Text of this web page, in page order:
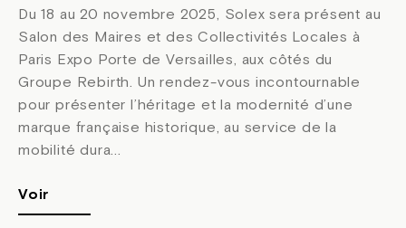
Du 18 au 20 novembre 2025, Solex sera présent au
Salon des Maires et des Collectivités Locales à
Paris Expo Porte de Versailles, aux côtés du
Groupe Rebirth. Un rendez-vous incontournable
pour présenter l’héritage et la modernité d’une
marque française historique, au service de la
mobilité dura...
Voir